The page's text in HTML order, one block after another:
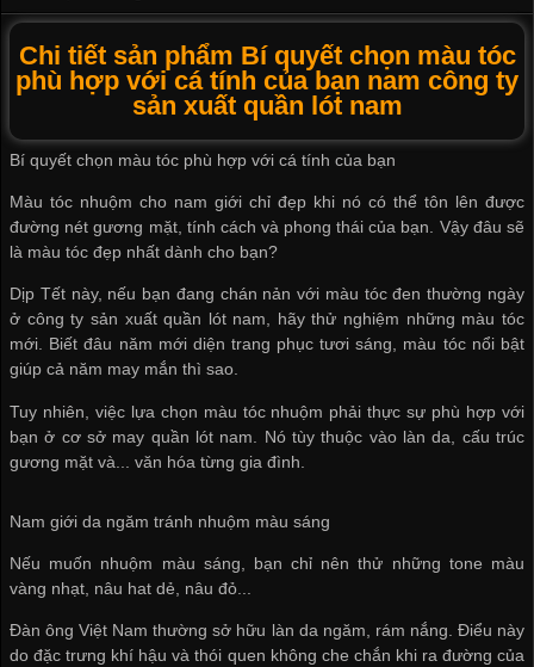
Chi tiết sản phẩm Bí quyết chọn màu tóc
phù hợp với cá tính của bạn nam công ty
sản xuất quần lót nam
Bí quyết chọn màu tóc phù hợp với cá tính của bạn
Màu tóc nhuộm cho nam giới chỉ đẹp khi nó có thể tôn lên được
đường nét gương mặt, tính cách và phong thái của bạn. Vậy đâu sẽ
là màu tóc đẹp nhất dành cho bạn?
Dịp Tết này, nếu bạn đang chán nản với màu tóc đen thường ngày
ở công ty sản xuất quần lót nam, hãy thử nghiệm những màu tóc
mới. Biết đâu năm mới diện trang phục tươi sáng, màu tóc nổi bật
giúp cả năm may mắn thì sao.
Tuy nhiên, việc lựa chọn màu tóc nhuộm phải thực sự phù hợp với
bạn ở cơ sở may quần lót nam . Nó tùy thuộc vào làn da, cấu trúc
gương mặt và... văn hóa từng gia đình.
Nam giới da ngăm tránh nhuộm màu sáng
Nếu muốn nhuộm màu sáng, bạn chỉ nên thử những tone màu
vàng nhạt, nâu hat dẻ, nâu đỏ...
Đàn ông Việt Nam thường sở hữu làn da ngăm, rám nắng. Điểu này
do đặc trưng khí hậu và thói quen không che chắn khi ra đường của